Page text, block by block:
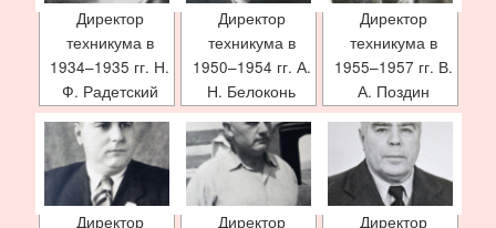
Директор
техникума в
1934–1935 гг. Н.
Ф. Радетский
Директор
техникума в
1950–1954 гг. А.
Н. Белоконь
Директор
техникума в
1955–1957 гг. В.
А. Поздин
Директор
Директор
Директор